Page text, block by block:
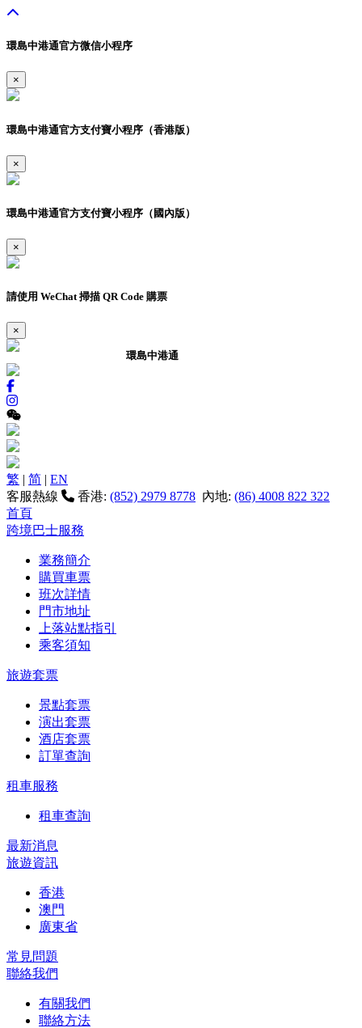
環島中港通官方微信小程序
×
環島中港通官方支付寶小程序（香港版）
×
環島中港通官方支付寶小程序（國內版）
×
請使用 WeChat 掃描 QR Code 購票
×
環島中港通
繁 | 简 | EN
客服熱線
香港: (852) 2979 8778 內地: (86) 4008 822 322
首頁
跨境巴士服務
業務簡介
購買車票
班次詳情
門市地址
上落站點指引
乘客須知
旅遊套票
景點套票
演出套票
酒店套票
訂單查詢
租車服務
租車查詢
最新消息
旅遊資訊
香港
澳門
廣東省
常見問題
聯絡我們
有關我們
聯絡方法